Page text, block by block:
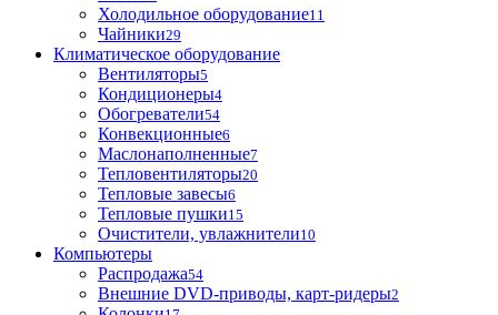
Холодильное оборудование11
Чайники29
Климатическое оборудование
Вентиляторы5
Кондиционеры4
Обогреватели54
Конвекционные6
Маслонаполненные7
Тепловентиляторы20
Тепловые завесы6
Тепловые пушки15
Очистители, увлажнители10
Компьютеры
Распродажа54
Внешние DVD-приводы, карт-ридеры2